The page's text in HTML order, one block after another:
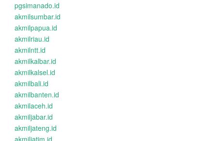
pgsimanado.id
akmilsumbar.id
akmilpapua.id
akmilriau.id
akmilntt.id
akmilkalbar.id
akmilkalsel.id
akmilbali.id
akmilbanten.id
akmilaceh.id
akmiljabar.id
akmiljateng.id
akmiljatim.id